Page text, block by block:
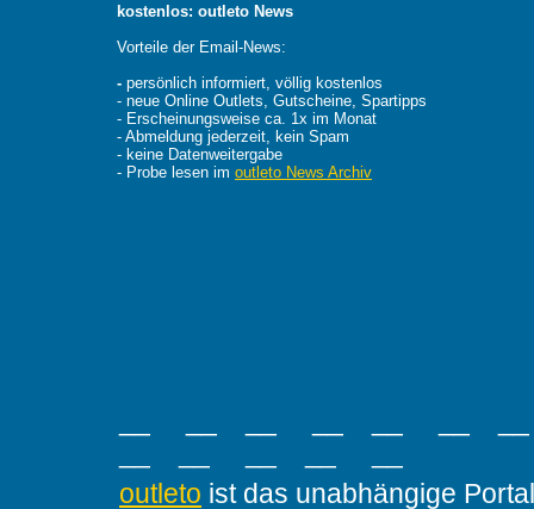
kostenlos: outleto News
Vorteile der Email-News:
- persönlich informiert, völlig kostenlos
- neue Online Outlets, Gutscheine, Spartipps
- Erscheinungsweise ca. 1x im Monat
- Abmeldung jederzeit, kein Spam
- keine Datenweitergabe
- Probe lesen im outleto News Archiv
outleto ist das unabhängige